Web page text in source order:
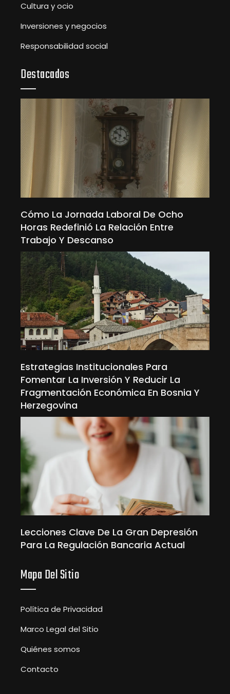
Cultura y ocio
Inversiones y negocios
Responsabilidad social
Destacados
Cómo La Jornada Laboral De Ocho
Horas Redefinió La Relación Entre
Trabajo Y Descanso
Estrategias Institucionales Para
Fomentar La Inversión Y Reducir La
Fragmentación Económica En Bosnia Y
Herzegovina
Lecciones Clave De La Gran Depresión
Para La Regulación Bancaria Actual
Mapa Del Sitio
Política de Privacidad
Marco Legal del Sitio
Quiénes somos
Contacto